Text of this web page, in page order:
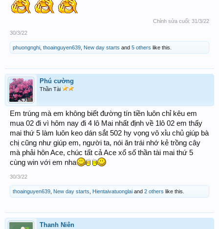
Chỉnh sửa cuối: 31/3/22
30/3/22
phuongnghi thoainguyen639 New day starts and 5 others like this.
Phú cường
Thần Tài
Em trúng mà em không biết đường tín tiền luôn chỉ kêu em
mua 02 đi vì hôm nay đi 4 lô Mai nhất định về 1lô 02 em thấy
mai thứ 5 làm luôn keo dán sắt 502 hy vọng vô xỉu chủ giúp bà
chị cũng như giúp em, người ta, nói ăn trái nhớ kẻ trồng cây
mà phải hôn Ace, chúc tất cả Ace xổ số thần tài mai thứ 5
cùng win với em nha
30/3/22
thoainguyen639 New day starts Hientaivatuonglai and 2 others like this.
Thanh Niên